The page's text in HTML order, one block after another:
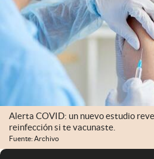
Alerta COVID: un nuevo estudio
reinfección si te vacunaste.
Fuente: Archivo